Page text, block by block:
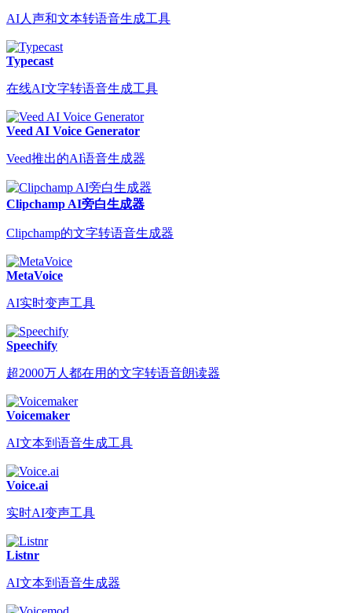
AI人声和文本转语音生成工具
Typecast
在线AI文字转语音生成工具
Veed AI Voice Generator
Veed推出的AI语音生成器
Clipchamp AI旁白生成器
Clipchamp的文字转语音生成器
MetaVoice
AI实时变声工具
Speechify
超2000万人都在用的文字转语音朗读器
Voicemaker
AI文本到语音生成工具
Voice.ai
实时AI变声工具
Listnr
AI文本到语音生成器